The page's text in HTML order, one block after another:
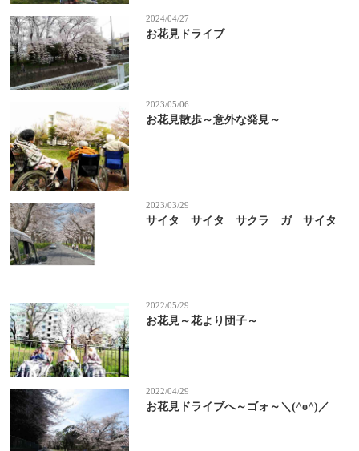
2024/04/27
お花見ドライブ
2023/05/06
お花見散歩～意外な発見～
2023/03/29
サイタ サイタ サクラ ガ サイタ
2022/05/29
お花見～花より団子～
2022/04/29
お花見ドライブへ～ゴォ～＼(^o^)／